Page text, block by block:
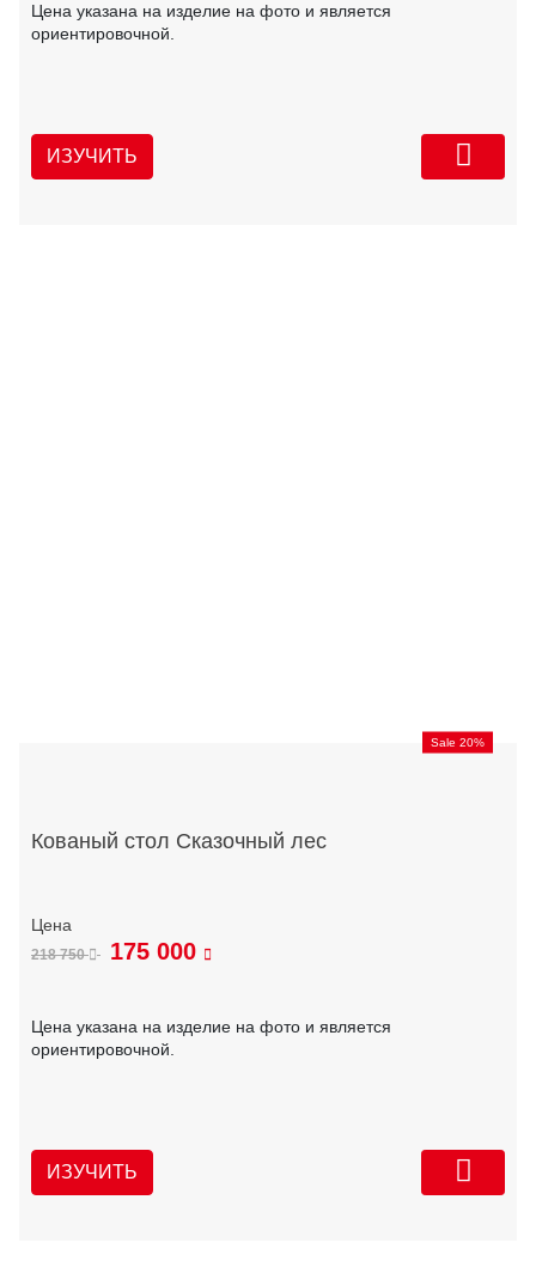
Цена указана на изделие на фото и является
ориентировочной.
ИЗУЧИТЬ
Sale 20%
Кованый стол Сказочный лес
218 750 175 000
Цена указана на изделие на фото и является
ориентировочной.
ИЗУЧИТЬ